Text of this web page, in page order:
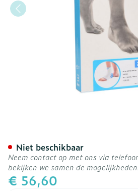
€ 56,60
Niet beschikbaar
Neem contact op met ons via
bekijken we samen de